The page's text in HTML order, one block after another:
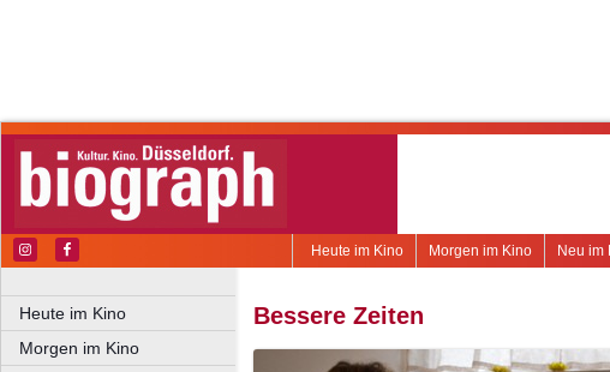
Neu im
Morgen im Kino
Heute im Kino
Heute im Kino
Morgen im Kino
Bessere Zeiten